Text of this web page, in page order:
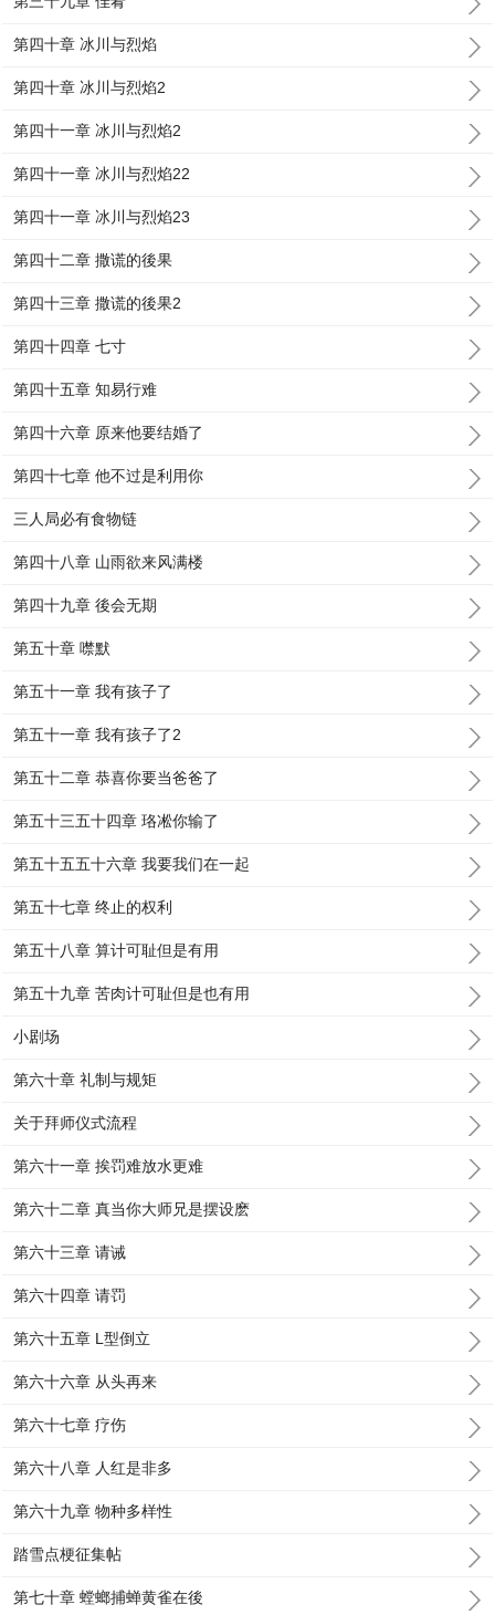
第四十章 冰川与烈焰
第四十章 冰川与烈焰2
第四十一章 冰川与烈焰2
第四十一章 冰川与烈焰22
第四十一章 冰川与烈焰23
第四十二章 撒谎的後果
第四十三章 撒谎的後果2
第四十四章 七寸
第四十五章 知易行难
第四十六章 原来他要结婚了
第四十七章 他不过是利用你
三人局必有食物链
第四十八章 山雨欲来风满楼
第四十九章 後会无期
第五十章 噤默
第五十一章 我有孩子了
第五十一章 我有孩子了2
第五十二章 恭喜你要当爸爸了
第五十三五十四章 珞凇你输了
第五十五五十六章 我要我们在一起
第五十七章 终止的权利
第五十八章 算计可耻但是有用
第五十九章 苦肉计可耻但是也有用
小剧场
第六十章 礼制与规矩
关于拜师仪式流程
第六十一章 挨罚难放水更难
第六十二章 真当你大师兄是摆设麽
第六十三章 请诫
第六十四章 请罚
第六十五章 L型倒立
第六十六章 从头再来
第六十七章 疗伤
第六十八章 人红是非多
第六十九章 物种多样性
踏雪点梗征集帖
第七十章 螳螂捕蝉黄雀在後